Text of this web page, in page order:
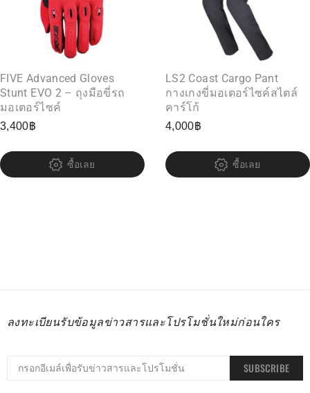
FIVE Advanced Gloves
Stunt EVO 2 – ถุงมือขี่รถ
มอเตอร์ไซค์
3,400฿
ซื้อเลย
LS2 Coast Cargo Pant
กางเกงขี่มอเตอร์ไซค์สไตล์
คาร์โก้
4,000฿
ซื้อเลย
ลงทะเบียนรับข้อมูลข่าวสารและโปรโมชั่นใหม่ก่อนใคร
SUBSCRIBE